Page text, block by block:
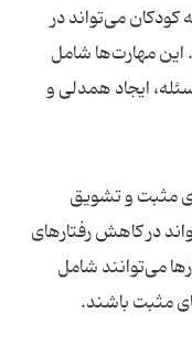
می‌تواند در
این مهارت‌ها شامل
ایجاد همدلی و
مثبت و تشویق
در کاهش رفتارهای
می‌توانند شامل
مثبت باشند.